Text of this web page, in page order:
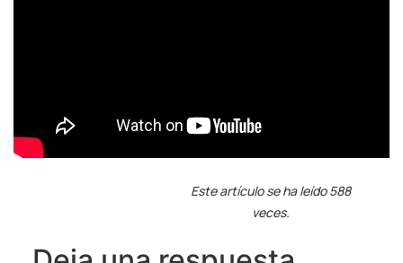
Este artículo se ha leído 588
veces.